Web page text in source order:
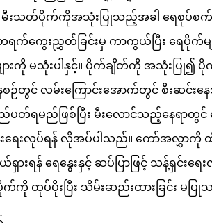
။ မီးသတ်ပိုက်ကိုအသုံးပြုသည့်အခါ ရေစုပ်စက်အ
က်ကွေးညွှတ်ခြင်းမှ ကာကွယ်ပြီး ရေပိုက်မ
ားကို မသုံးပါနှင့်။ ပိုက်ချိတ်ကို အသုံးပြု၍ ပို
နေစဉ်တွင် လမ်းကြောင်းအောက်တွင် စီးဆင်း
ရမည်ဖြစ်ပြီး မီးလောင်သည့်နေရာတွင်
းရေးလုပ်ရန် လိုအပ်ပါသည်။ ကော်အလွှာ
န် ရေနွေးနှင့် ဆပ်ပြာဖြင့် သန့်ရှင်းရေ
ထုပ်ပိုးပြီး သိမ်းဆည်းထားခြင်း မပြုသ